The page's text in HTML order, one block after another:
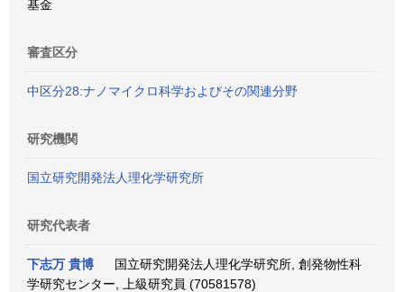
基金
審査区分
中区分28:ナノマイクロ科学およびその関連分野
研究機関
国立研究開発法人理化学研究所
研究代表者
下志万 貴博
国立研究開発法人理化学研究所, 創発物性科
学研究センター, 上級研究員 (70581578)